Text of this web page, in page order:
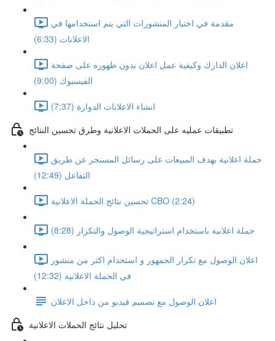
مقدمة في اختيار المنشورات التي يتم استخدامها في
الاعلانات (6:33)
اعلان الدارك وكيفية عمل اعلان بدون ظهوره على صفحة
الفيسبوك (9:00)
انشاء الاعلانات الدوارة (7:37)
تطبيقات عمليه على الحملات الاعلانية وطرق تحسين النتائج
حملة اعلانية بهدف المبيعات على رسائل المسنجر عن طريق
التفاعل (12:49)
تحسين نتائج الحملة الاعلانية CBO (2:24)
حملة اعلانية باستخدام استراتيجية الوصول والتكرار (8:28)
اعلان الوصول مع تكرار الجمهور و استخدام اكثر من منشور
في الحملة الاعلانية (12:32)
اعلان الوصول مع تصميم فيديو من داخل الاعلان
تحليل نتائج الحملات الاعلانية